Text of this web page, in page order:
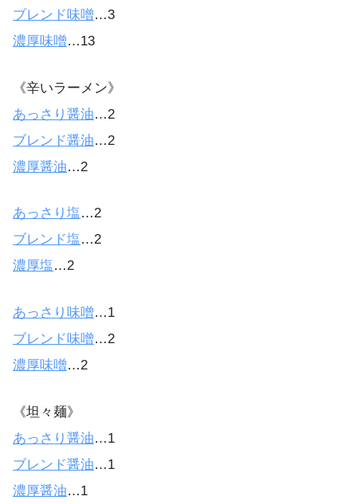
ブレンド味噌…3
濃厚味噌…13
《辛いラーメン》
あっさり醤油…2
ブレンド醤油…2
濃厚醤油…2
あっさり塩…2
ブレンド塩…2
濃厚塩…2
あっさり味噌…1
ブレンド味噌…2
濃厚味噌…2
《坦々麺》
あっさり醤油…1
ブレンド醤油…1
濃厚醤油…1